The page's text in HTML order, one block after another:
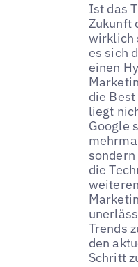
Ist das
Zukunft
wirklich
es sich
einen
die
liegt
Google
die
Trends
den
Schritt